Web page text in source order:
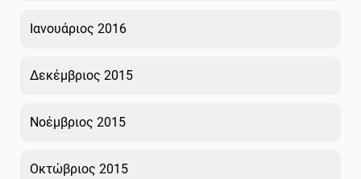
Ιανουάριος 2016
Δεκέμβριος 2015
Νοέμβριος 2015
Οκτώβριος 2015